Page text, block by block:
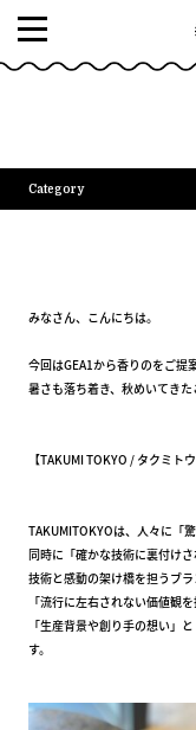
Category
みなさん、こんにちは。
今回はGEA1から香りのをご提
暑さも落ち着き、秋めいてきた
【TAKUMI TOKYO / タクミトウ
TAKUMITOKYOは、人々に「
同時に「確かな技術に裏付け
技術と感動の架け橋を担うブラ
「流行に左右されない価値観
「生産背景や創り手の想い」
す。